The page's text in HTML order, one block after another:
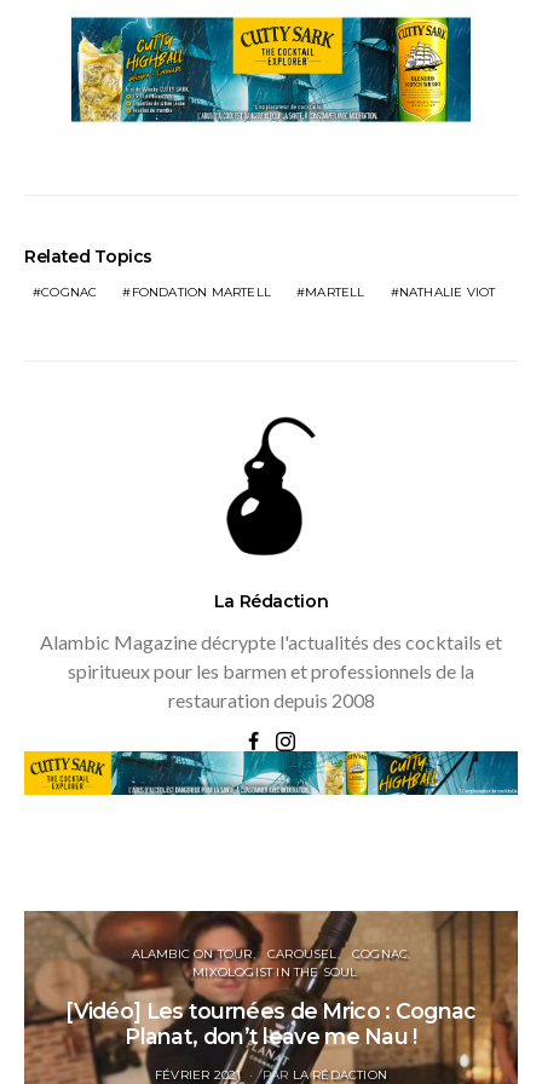
Related Topics
COGNAC FONDATION MARTELL MARTELL NATHALIE VIOT
La Rédaction
Alambic Magazine décrypte l'actualités des cocktails et
spiritueux pour les barmen et professionnels de la
restauration depuis 2008
ALAMBIC ON TOUR CAROUSEL
COGNAC
MIXOLOGIST IN THE SOUL
[Vidéo] Les tournées de Mrico : Cognac
Planat, don’t leave me Nau !
POSTED
FÉVRIER 2021 PAR LA RÉDACTION